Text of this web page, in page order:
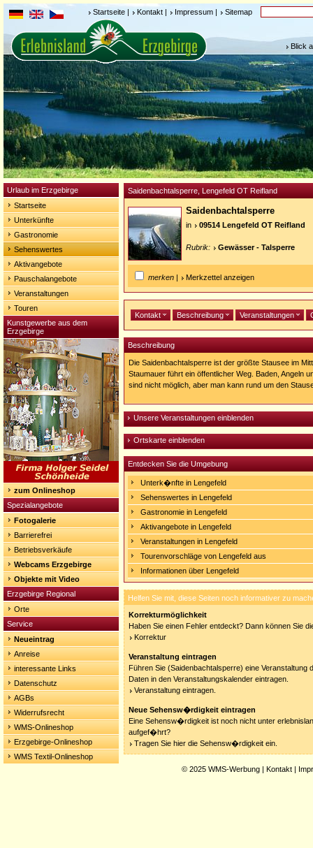
Startseite | Kontakt | Impressum | Sitemap
Blick
Urlaub im Erzgebirge
Startseite
Unterkünfte
Gastronomie
Sehenswertes
Aktivangebote
Pauschalangebote
Veranstaltungen
Touren
Kunstgewerbe aus dem
Erzgebirge
zum Onlineshop
Spezialangebote
Fotogalerie
Barrierefrei
Betriebsverkäufe
Webcams Erzgebirge
Objekte mit Video
Erzgebirge Regional
Orte
Service
Neueintrag
Anreise
interessante Links
Datenschutz
AGBs
Widerrufsrecht
WMS-Onlineshop
Erzgebirge-Onlineshop
WMS Textil-Onlineshop
Saidenbachtalsperre, Lengefeld OT Reifland
Saidenbachtalsperre
in 09514 Lengefeld OT Reifland
Rubrik: Gewässer - Talsperre
merken | Merkzettel anzeigen
Kontakt Beschreibung Veranstaltungen
Beschreibung
Die Saidenbachtalsperre ist der größte Stausee im
Staumauer führt ein öffentlicher Weg. Baden, Angeln
sind nicht möglich, aber man kann rund um den
Unsere Veranstaltungen einblenden
Ortskarte einblenden
Entdecken Sie die Umgebung
Unterk�nfte in Lengefeld
Sehenswertes in Lengefeld
Gastronomie in Lengefeld
Aktivangebote in Lengefeld
Veranstaltungen in Lengefeld
Tourenvorschläge von Lengefeld aus
Informationen über Lengefeld
Helfen Sie mit, diese Seiten noch informativer zu
Korrekturmöglichkeit
Haben Sie einen Fehler entdeckt? Dann können Sie
Korrektur
Veranstaltung eintragen
Führen Sie (Saidenbachtalsperre) eine Veranstaltung
Daten in den Veranstaltungskalender eintragen.
Veranstaltung eintragen.
Neue Sehensw�rdigkeit eintragen
Eine Sehensw�rdigkeit ist noch nicht unter
aufgef�hrt?
Tragen Sie hier die Sehensw�rdigkeit ein.
© 2025 WMS-Werbung | Kontakt |